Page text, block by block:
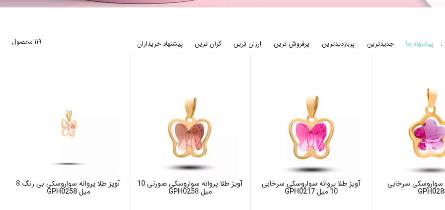
: پیشنهاد ما جدیدترین پربازدیدترین پرفروش ترین ارزان ترین گران ترین پیشنهاد خریداران 119 محصول
سواروسکی سرخابی آویز طلا پروانه سواروسکی سرخابی
10 میل GPH0217
آویز طلا پروانه سواروسکی صورتی 10
میل GPH0258
آویز طلا پروانه سواروسکی بی رنگ 8
میل GPH0258